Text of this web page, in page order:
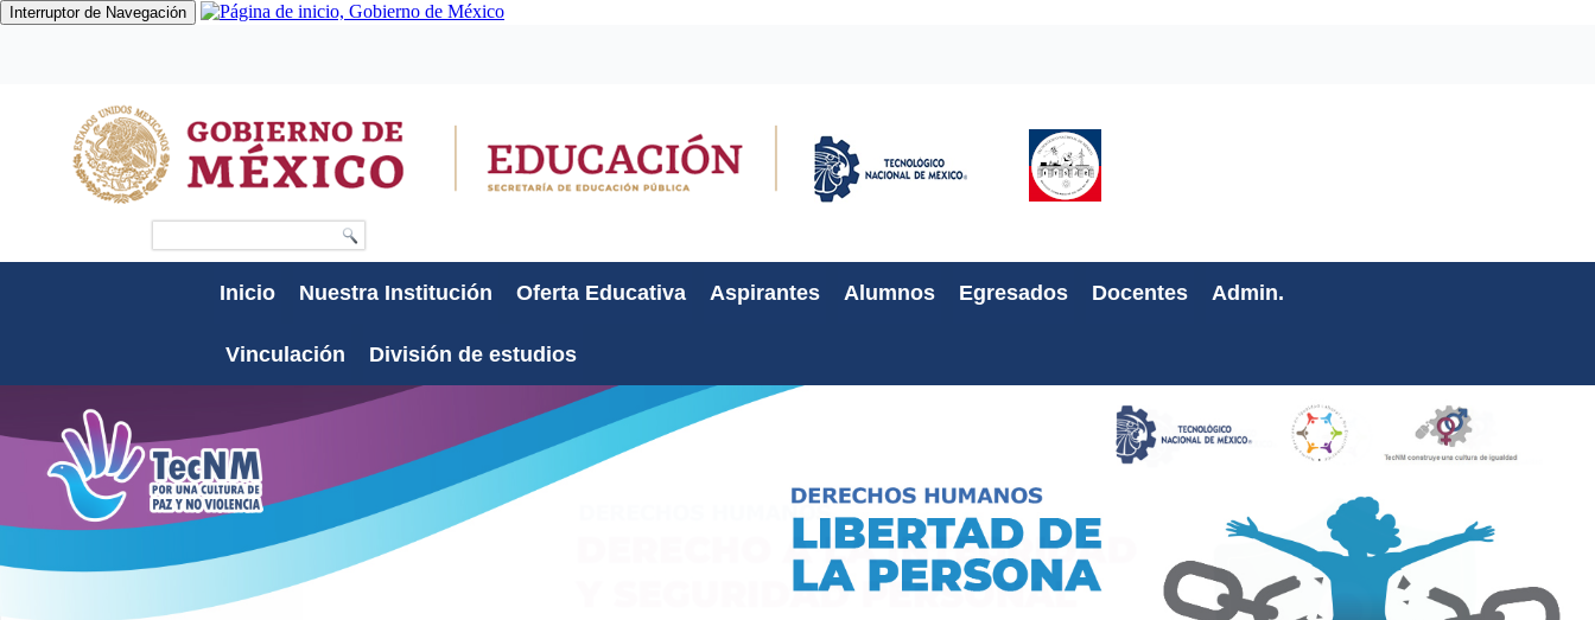
Interruptor de Navegación
Inicio Nuestra Institución Oferta Educativa Aspirantes Alumnos Egresados Docentes Admin.
Vinculación División de estudios